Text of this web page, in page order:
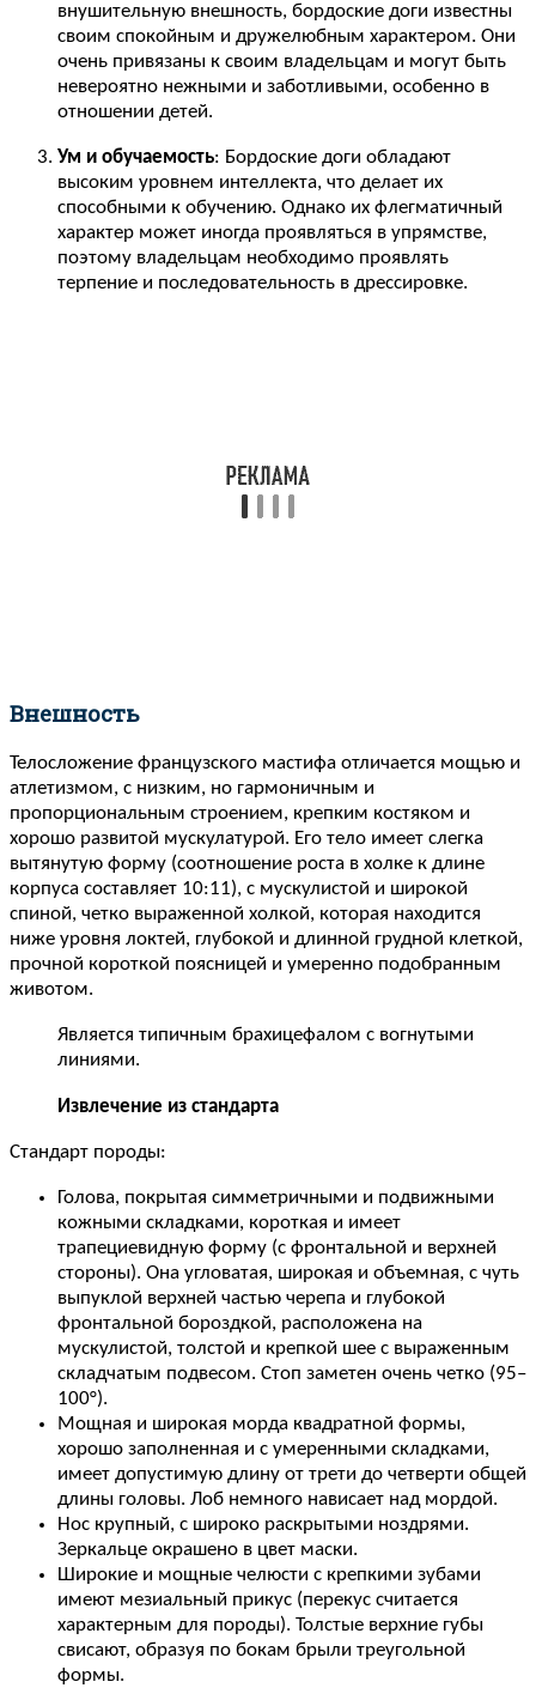
внушительную внешность, бордоские доги известны
своим спокойным и дружелюбным характером. Они
очень привязаны к своим владельцам и могут быть
невероятно нежными и заботливыми, особенно в
отношении детей.
Ум и обучаемость: Бордоские доги обладают
высоким уровнем интеллекта, что делает их
способными к обучению. Однако их флегматичный
характер может иногда проявляться в упрямстве,
поэтому владельцам необходимо проявлять
терпение и последовательность в дрессировке.
Внешность
Телосложение французского мастифа отличается мощью и
атлетизмом, с низким, но гармоничным и
пропорциональным строением, крепким костяком и
хорошо развитой мускулатурой. Его тело имеет слегка
вытянутую форму (соотношение роста в холке к длине
корпуса составляет 10:11), с мускулистой и широкой
спиной, четко выраженной холкой, которая находится
ниже уровня локтей, глубокой и длинной грудной клеткой,
прочной короткой поясницей и умеренно подобранным
животом.
Является типичным брахицефалом с вогнутыми
линиями.
Извлечение из стандарта
Стандарт породы:
Голова, покрытая симметричными и подвижными
кожными складками, короткая и имеет
трапециевидную форму (с фронтальной и верхней
стороны). Она угловатая, широкая и объемная, с чуть
выпуклой верхней частью черепа и глубокой
фронтальной бороздкой, расположена на
мускулистой, толстой и крепкой шее с выраженным
складчатым подвесом. Стоп заметен очень четко (95–
100°).
Мощная и широкая морда квадратной формы,
хорошо заполненная и с умеренными складками,
имеет допустимую длину от трети до четверти общей
длины головы. Лоб немного нависает над мордой.
Нос крупный, с широко раскрытыми ноздрями.
Зеркальце окрашено в цвет маски.
Широкие и мощные челюсти с крепкими зубами
имеют мезиальный прикус (перекус считается
характерным для породы). Толстые верхние губы
свисают, образуя по бокам брыли треугольной
формы.